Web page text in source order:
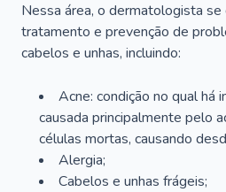
Nessa área, o dermatologista se
tratamento e prevenção de
cabelos e unhas, incluindo:
Acne: condição no qual há
causada principalmente pelo
células mortas, causando
Alergia;
Cabelos e unhas frágeis;